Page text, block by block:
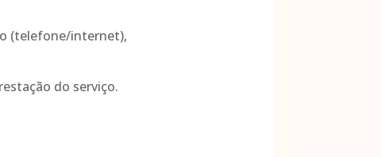
(telefone/internet),
do serviço.